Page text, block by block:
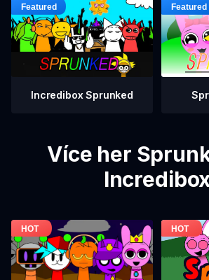
Incredibox Sprunked
Více her